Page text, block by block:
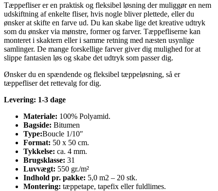
Tæppefliser er en praktisk og fleksibel løsning der muliggør en nem
udskiftning af enkelte fliser, hvis nogle bliver plettede, eller du
ønsker at skifte en farve ud. Du kan skabe lige det kreative udtryk
som du ønsker via mønstre, former og farver. Tæppefliserne kan
monteret i skaktern eller i samme retning med næsten usynlige
samlinger. De mange forskellige farver giver dig mulighed for at
slippe fantasien løs og skabe det udtryk som passer dig.
Ønsker du en spændende og fleksibel tæppeløsning, så er
tæppefliser det rettevalg for dig.
Levering: 1-3 dage
Materiale: 100% Polyamid.
Bagside: Bitumen
Type:Boucle 1/10″
Format: 50 x 50 cm.
Tykkelse: ca. 4 mm.
Brugsklasse: 31
Luvvægt: 550 gr./m²
Indhold pr. pakke: 5,0 m2 – 20 stk.
Montering: tæppetape, tapefix eller fuldlimes.